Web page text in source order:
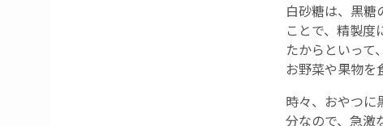
白砂糖は、黒糖
ことで、精製度
たからといって
お野菜や果物を
時々、おやつに
分なので、急激